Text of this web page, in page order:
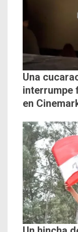
Una
interrumpe
en